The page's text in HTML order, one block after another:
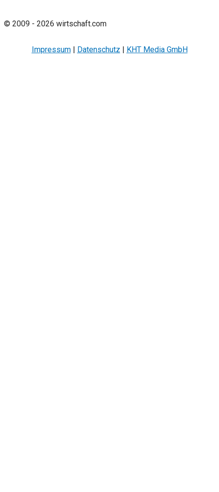
© 2009 - 2026 wirtschaft.com
Impressum| Datenschutz | KHT Media GmbH